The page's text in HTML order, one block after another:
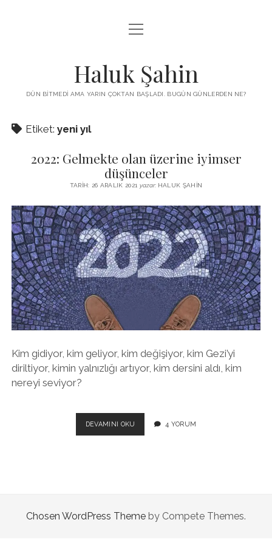
KUTUP YILDIZI
MENDIREK YAZILARI
İYI YAŞAM VE MUTLULUK ÜZERINE
BABIALI’DE CINAYET
BIZ KIMIZ?
DERS NOTLARI – LECTURE NOTES
MED 532 SPRING ‘25
YAZMADAN EDEMEDIM
HABERLER / NEWS
twitterfacebook
instagram
menüyü
aç
Haluk Şahin
DÜN BITMEDI AMA YARIN ÇOKTAN BAŞLADI. BUGÜN GÜNLERDEN NE?
Etiket: yeni yıl
2022: Gelmekte olan üzerine iyimser
düşünceler
TARIH: 26 ARALIK 2021 yazar:HALUK ŞAHIN
Kim gidiyor, kim geliyor, kim değişiyor, kim Gezi’yi
diriltiyor, kimin yalnızlığı artıyor, kim dersini aldı, kim
nereyi seviyor?
DEVAMINI OKU
GELMEKTE
4 YORUM
Chosen WordPress Theme by Compete Themes.